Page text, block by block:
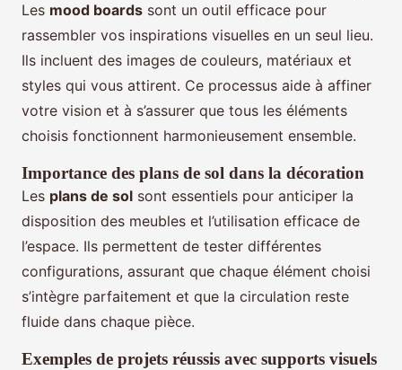
Les mood boards sont un outil efficace pour
rassembler vos inspirations visuelles en un seul lieu.
Ils incluent des images de couleurs, matériaux et
styles qui vous attirent. Ce processus aide à affiner
votre vision et à s’assurer que tous les éléments
choisis fonctionnent harmonieusement ensemble.
Importance des plans de sol dans la décoration
Les plans de sol sont essentiels pour anticiper la
disposition des meubles et l’utilisation efficace de
l’espace. Ils permettent de tester différentes
configurations, assurant que chaque élément choisi
s’intègre parfaitement et que la circulation reste
fluide dans chaque pièce.
Exemples de projets réussis avec supports visuels